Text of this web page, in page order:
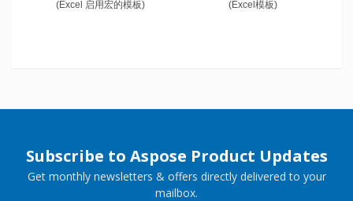
(Excel 启用宏的模板) (Excel模板)
Subscribe to Aspose Product Updates
Get monthly newsletters & offers directly delivered to your
mailbox.